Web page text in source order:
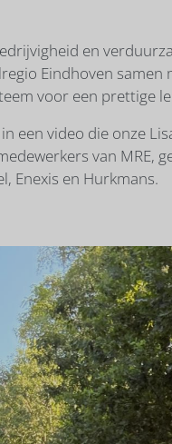
en
Eindhoven samen
voor een prettige
een video die onze
van MRE,
Enexis en Hurkmans.